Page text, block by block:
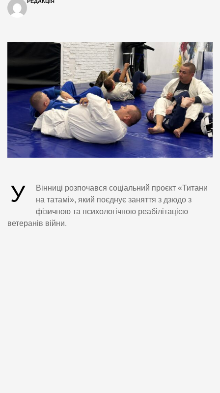
У
Вінниці розпочався соціальний проєкт «Титани
на татамі», який поєднує заняття з дзюдо з
фізичною та психологічною реабілітацією
ветеранів війни.